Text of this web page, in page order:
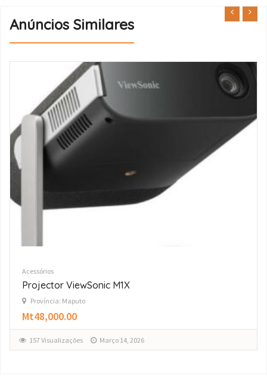
Anúncios Similares
Acessórios
AirPod Pro 3 original
Província: Maputo
Mt24,000.00
134 Visualizações Março 14, 2026